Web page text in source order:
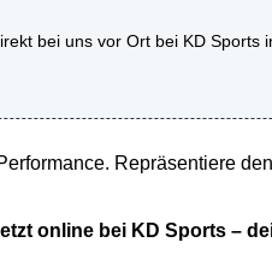
bei uns vor Ort bei KD Sports
Repräsentiere
online bei KD Sports –